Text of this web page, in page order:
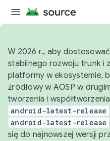
W 2026 r., aby
stabilnego rozwoju trunk i
platformy w ekosystemie,
źródłowy w AOSP w
tworzenia i
android-latest-release
android-latest-release
się do najnowszej wersji